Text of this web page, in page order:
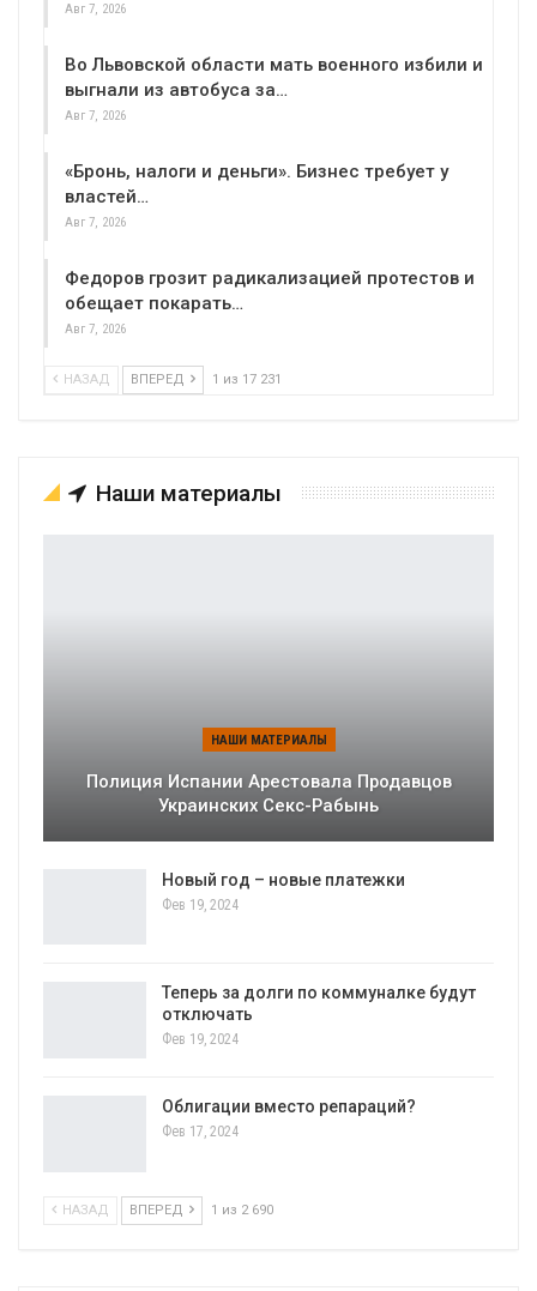
Авг 7, 2026
Во Львовской области мать военного избили и
выгнали из автобуса за…
Авг 7, 2026
«Бронь, налоги и деньги». Бизнес требует у
властей…
Авг 7, 2026
Федоров грозит радикализацией протестов и
обещает покарать…
Авг 7, 2026
НАЗАД ВПЕРЕД 1 из 17 231
Наши материалы
НАШИ МАТЕРИАЛЫ
Полиция Испании Арестовала Продавцов
Украинских Секс-Рабынь
Новый год – новые платежки
Фев 19, 2024
Теперь за долги по коммуналке будут
отключать
Фев 19, 2024
Облигации вместо репараций?
Фев 17, 2024
НАЗАД ВПЕРЕД 1 из 2 690